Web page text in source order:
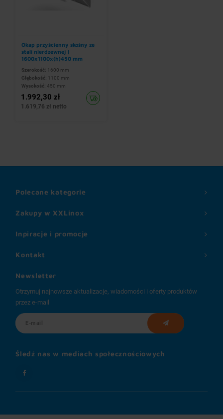
Okap przyścienny skośny ze
stali nierdzewnej |
1600x1100x(h)450 mm
Szerokość: 1600 mm
Głębokość: 1100 mm
Wysokość: 450 mm
1.992,30 zł
1.619,76 zł netto
Zakupy w XXLinox
Inpiracje i promocje
Polecane kategorie
Kontakt
Newsletter
Otrzymuj najnowsze aktualizacje, wiadomości i oferty produktów
przez e-mail
Śledź nas w mediach społecznościowych